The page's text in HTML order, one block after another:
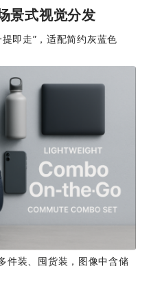
景式视觉分发
即走”，适配简约灰蓝色
件装、囤货装，图像中含储